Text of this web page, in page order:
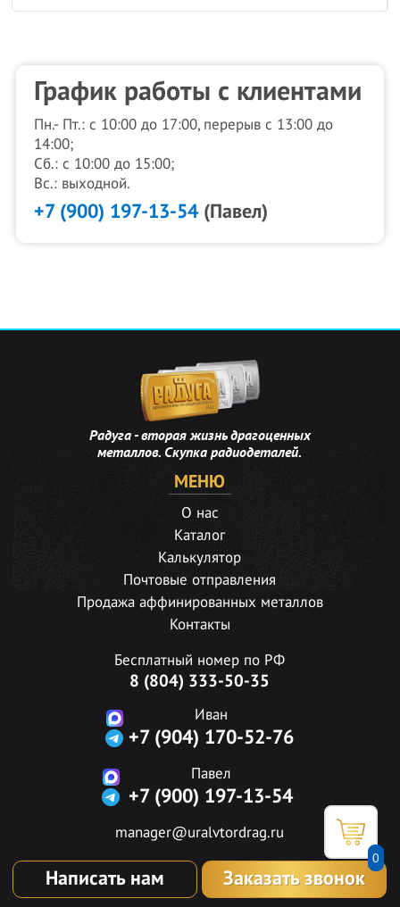
0
График работы с клиентами
Пн.- Пт.: с 10:00 до 17:00, перерыв с 13:00 до
14:00;
Сб.: с 10:00 до 15:00;
Вс.: выходной.
+7 (900) 197-13-54(Павел)
Радуга - вторая жизнь драгоценных
металлов. Скупка радиодеталей.
МЕНЮ
О нас
Каталог
Калькулятор
Почтовые отправления
Продажа аффинированных металлов
Контакты
Бесплатный номер по РФ
8 (804) 333-50-35
Иван
+7 (904) 170-52-76
Павел
+7 (900) 197-13-54
manager@uralvtordrag.ru
Написать нам Заказать звонок